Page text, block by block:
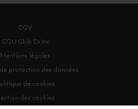
CGV
CGU Club Drinx
Mentions légales
protection des données
de cookies
des cookies